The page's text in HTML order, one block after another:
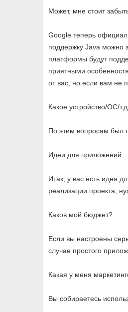
Может, мне стоит
Google теперь
поддержку Java можно
платформы будут
приятными
от вас, но если вам не
Какое устройство/ОС/
По этим вопросам был
Идеи для приложений
Итак, у вас есть идея
реализации проекта,
Каков мой бюджет?
Если вы настроены
случае простого
Какая у меня
Вы собираетесь